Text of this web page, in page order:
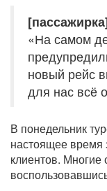
«На самом
новый рейс
для нас всё
В понедельник
настоящее время
клиентов. Многие